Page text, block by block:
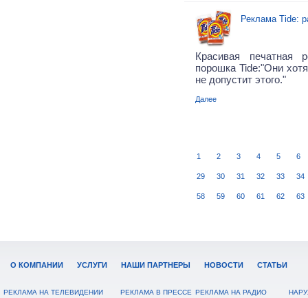
Реклама Tide:
Красивая печатная
порошка Tide:"Они
не допустит этого."
Далее
1 2 3 4 5 6
29 30 31 32 33 34
58 59 60 61 62 63
О КОМПАНИИ УСЛУГИ НАШИ ПАРТНЕРЫ НОВОСТИ СТАТЬИ
РЕКЛАМА НА ТЕЛЕВИДЕНИИ РЕКЛАМА В ПРЕССЕ РЕКЛАМА НА РАДИО